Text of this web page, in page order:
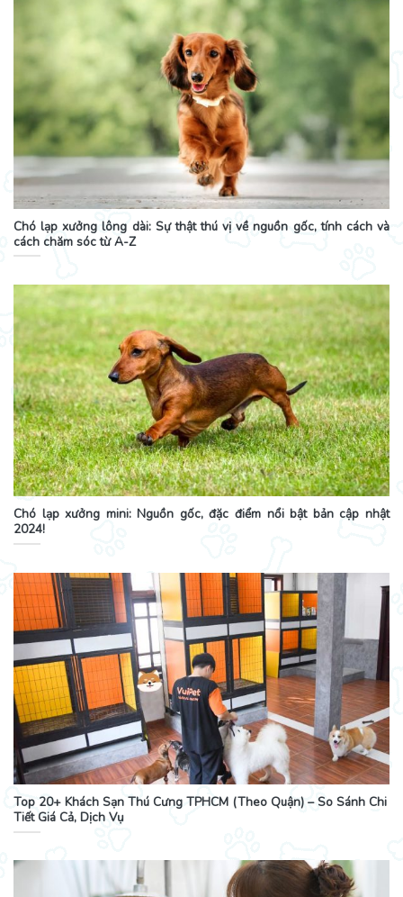
Chó lạp xưởng lông dài: Sự thật thú vị về nguồn gốc, tính cách và
cách chăm sóc từ A-Z
Chó lạp xưởng mini: Nguồn gốc, đặc điểm nổi bật bản cập nhật
2024!
Top 20+ Khách Sạn Thú Cưng TPHCM (Theo Quận) – So Sánh Chi
Tiết Giá Cả, Dịch Vụ